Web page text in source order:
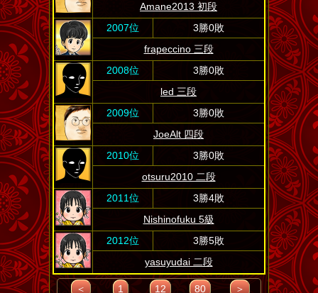
Amane2013 初段
2007位
3勝0敗
frapeccino 三段
2008位
3勝0敗
led 三段
2009位
3勝0敗
JoeAlt 四段
2010位
3勝0敗
otsuru2010 二段
2011位
3勝4敗
Nishinofuku 5級
2012位
3勝5敗
yasuyudai 二段
＜ 1 12 80 ＞